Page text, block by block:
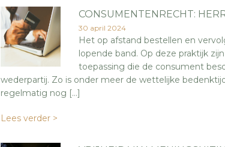
CONSUMENTENRECHT:
30 april 2024
Het op afstand bestellen en
lopende band. Op deze praktijk
toepassing die de consument
wederpartij. Zo is onder meer de wettelijke
regelmatig nog […]
Lees verder >